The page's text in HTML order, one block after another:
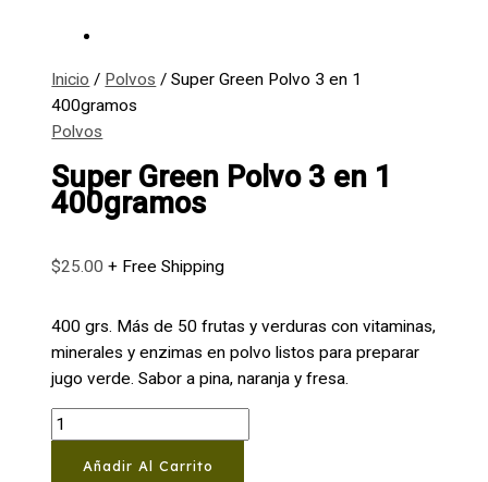
Inicio / Polvos / Super Green Polvo 3 en 1
400gramos
Polvos
Super Green Polvo 3 en 1
400gramos
$25.00 + Free Shipping
400 grs. Más de 50 frutas y verduras con vitaminas,
minerales y enzimas en polvo listos para preparar
jugo verde. Sabor a pina, naranja y fresa.
Super
Green
PolvoAñadir Al Carrito